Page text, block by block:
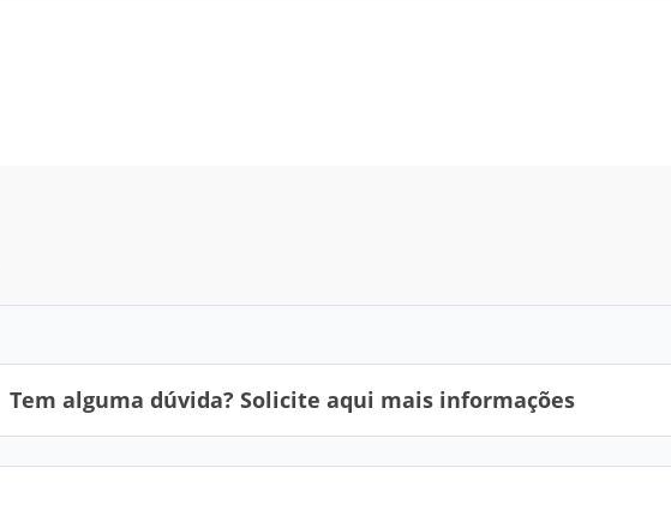
Tem alguma dúvida? Solicite aqui mais informações